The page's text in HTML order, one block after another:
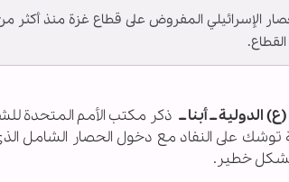
الإسرائيلي المفروض على قطاع غزة منذ أكثر
الدولية ــ أبنا ــذكر مكتب الأمم المتحدة
توشك على النفاد مع دخول الحصار الشامل
بشكل خطير.